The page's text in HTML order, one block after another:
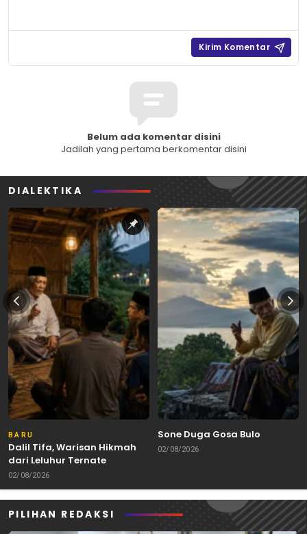
Belum ada komentar disini
Jadilah yang pertama berkomentar disini
DIALEKTIKA
BARU
Dalil Tifa, Warisan Hikmah
dari Leluhur Ternate
02/08/2026
Sone Duga Gosa Bulo
02/08/2026
PILIHAN REDAKSI